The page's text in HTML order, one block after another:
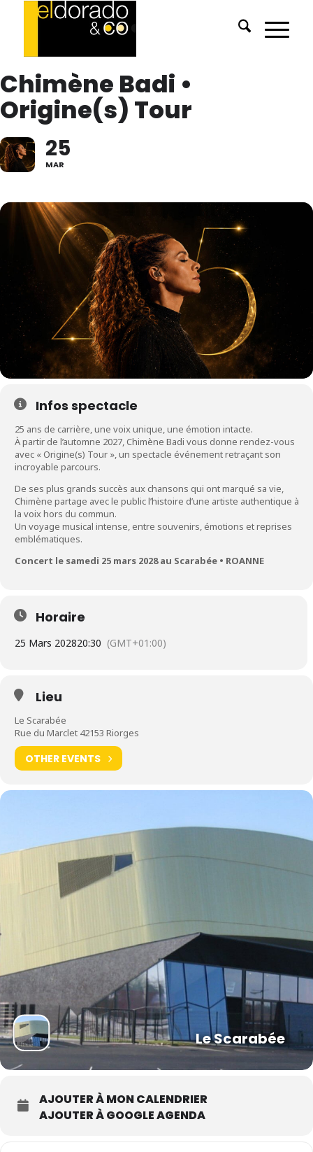
Chimène Badi •
Origine(s) Tour
25
MAR
Infos spectacle
25 ans de carrière, une voix unique, une émotion intacte.
À partir de l’automne 2027, Chimène Badi vous donne rendez-vous
avec « Origine(s) Tour », un spectacle événement retraçant son
incroyable parcours.
De ses plus grands succès aux chansons qui ont marqué sa vie,
Chimène partage avec le public l’histoire d’une artiste authentique à
la voix hors du commun.
Un voyage musical intense, entre souvenirs, émotions et reprises
emblématiques.
Concert le samedi 25 mars 2028 au Scarabée • ROANNE
Horaire
25 Mars 202820:30 (GMT+01:00)
Lieu
Le Scarabée
Rue du Marclet 42153 Riorges
OTHER EVENTS
Le Scarabée
AJOUTER À MON CALENDRIER
AJOUTER À GOOGLE AGENDA